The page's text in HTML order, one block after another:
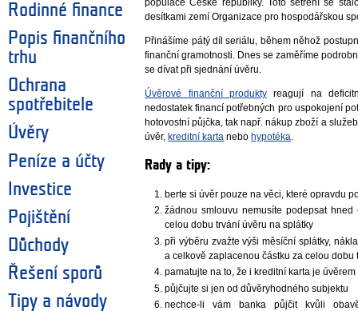
Rodinné finance
Popis finančního
trhu
Ochrana
spotřebitele
Úvěry
Peníze a účty
Investice
Pojištění
Důchody
Řešení sporů
Tipy a návody
populace České republiky. Toto šetření se
desítkami zemí Organizace pro hospodářskou
Přinášíme pátý díl seriálu, během něhož
finanční gramotnosti. Dnes se zaměříme
se dívat při sjednání úvěru.
Úvěrové finanční produkty reagují na
nedostatek financí potřebných pro uspokojení
hotovostní půjčka, tak např. nákup zboží a
úvěr, kreditní karta nebo hypotéka.
Rady a tipy:
berte si úvěr pouze na věci, které opravdu
žádnou smlouvu nemusíte podepsat
celou dobu trvání úvěru na splátky
při výběru zvažte výši měsíční splátky,
a celkově zaplacenou částku za celou dobu
pamatujte na to, že i kreditní karta je
půjčujte si jen od důvěryhodného subjektu
nechce-li vám banka půjčit kvůli